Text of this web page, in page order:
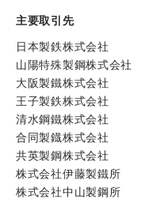
主要取引先
日本製鉄株式会社
山陽特殊製鋼株式会社
大阪製鐵株式会社
王子製鉄株式会社
清水鋼鐵株式会社
合同製鐡株式会社
共英製鋼株式会社
株式会社伊藤製鐵所
株式会社中山製鋼所